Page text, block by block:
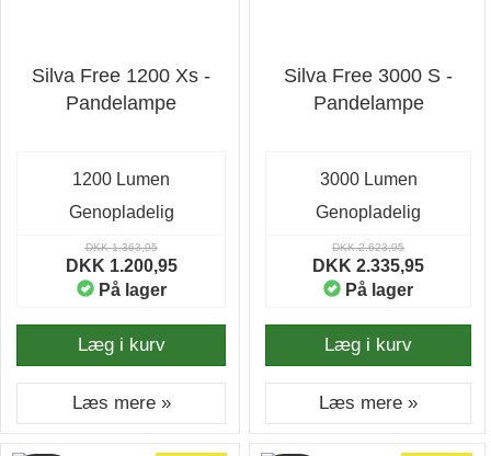
Silva Free 1200 Xs -
Pandelampe
1200 Lumen
Genopladelig
DKK 1.363,95
DKK 1.200,95
På lager
Læg i kurv
Læs mere »
Silva Free 3000 S -
Pandelampe
3000 Lumen
Genopladelig
DKK 2.623,95
DKK 2.335,95
På lager
Læg i kurv
Læs mere »